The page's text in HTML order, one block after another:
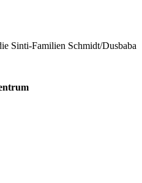
Sinti-Familien Schmidt/Dusbaba